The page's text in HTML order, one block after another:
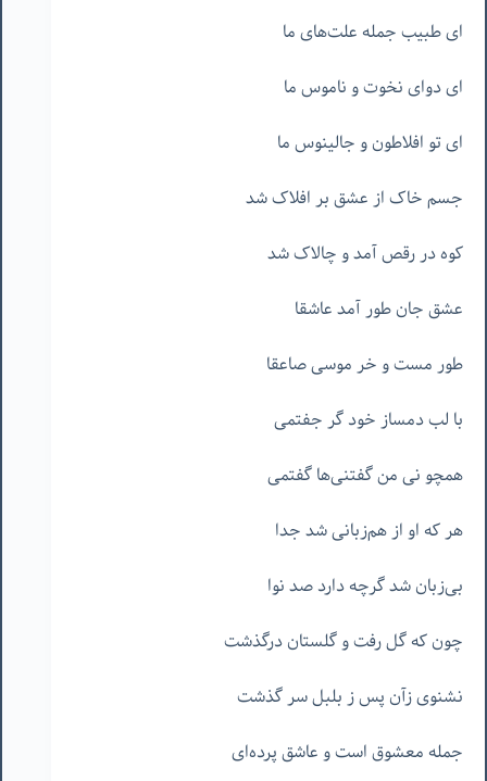
ای طبیب جمله علت‌های ما
ای دوای نخوت و ناموس ما
ای تو افلاطون و جالینوس ما
جسم خاک از عشق بر افلاک شد
کوه در رقص آمد و چالاک شد
عشق جان طور آمد عاشقا
طور مست و خر موسی صاعقا
با لب دمساز خود گر جفتمی
همچو نی من گفتنی‌ها گفتمی
هر که او از هم‌زبانی شد جدا
بی‌زبان شد گرچه دارد صد نوا
چون که گل رفت و گلستان درگذشت
نشنوی زآن پس ز بلبل سر گذشت
جمله معشوق است و عاشق پرده‌ای